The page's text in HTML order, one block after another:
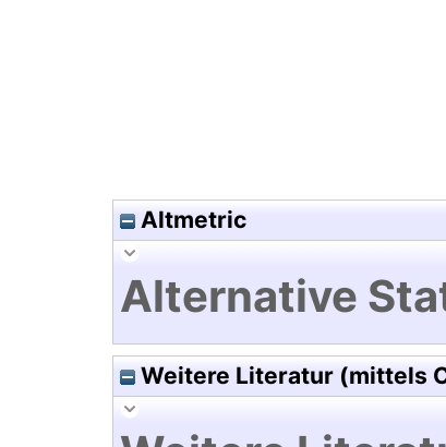
Altmetric
Alternative
Weitere Literatur (mittels